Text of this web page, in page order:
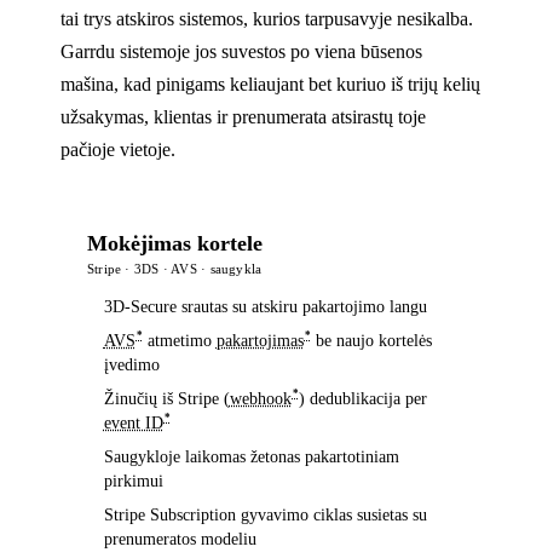
tai trys atskiros sistemos, kurios tarpusavyje nesikalba.
Garrdu sistemoje jos suvestos po viena būsenos
mašina, kad pinigams keliaujant bet kuriuo iš trijų kelių
užsakymas, klientas ir prenumerata atsirastų toje
pačioje vietoje.
Mokėjimas kortele
Stripe · 3DS · AVS · saugykla
3D-Secure srautas su atskiru pakartojimo langu
AVS * atmetimo pakartojimas* be naujo kortelės
įvedimo
Žinučių iš Stripe (webhook*) dedublikacija per
event ID*
Saugykloje laikomas žetonas pakartotiniam
pirkimui
Stripe Subscription gyvavimo ciklas susietas su
prenumeratos modeliu